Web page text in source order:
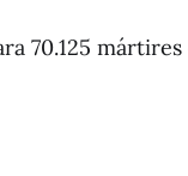
70.125 mártires